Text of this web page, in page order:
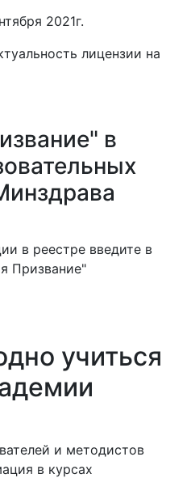
2021г.
лицензии на
в
в реестре введите в
Призвание"
учиться
и методистов
в курсах